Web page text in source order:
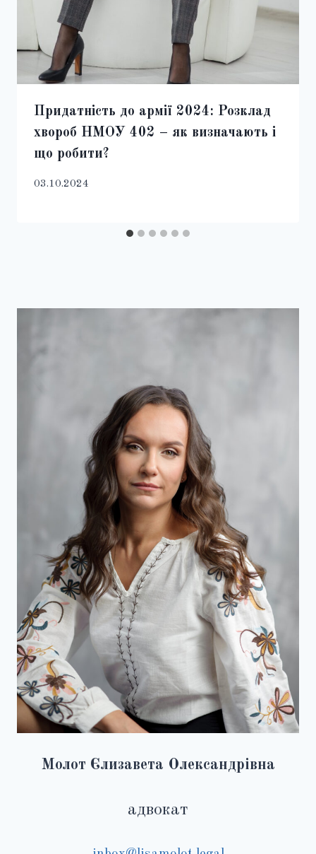
Придатність до армії 2024: Розклад
хвороб НМОУ 402 – як визначають і
що робити?
03.10.2024
Молот Єлизавета Олександрівна
адвокат